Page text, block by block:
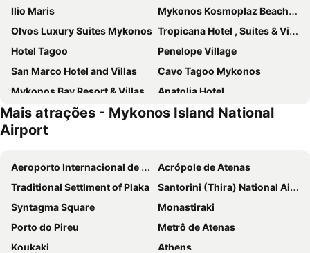
Ilio Maris
Mykonos Kosmoplaz Beach Resort Hotel
Olvos Luxury Suites Mykonos Tropicana Hotel , Suites & Villas Mykonos
Hotel Tagoo
Penelope Village
San Marco Hotel and Villas
Cavo Tagoo Mykonos
Mykonos Bay Resort & Villas
Anatolia Hotel
Matogianni Hotel
Archipelagos Hotel
Eternal Suites
Kouros Hotel & Suites
Cape Mykonos
Paradise Beach Resort
Yiannaki Hotel
Pietra e Mare - Mykonos Moments by Mr and Mrs White
Palladium Hotel
Greco Philia Hotel Boutique
Petasos Chic Hotel
Mais atrações - Mykonos Island National
Airport
Aeroporto Internacional de Atenas
Acrópole de Atenas
Traditional Settlment of Plaka
Santorini (Thira) National Airport
Syntagma Square
Monastiraki
Porto do Pireu
Metrô de Atenas
Koukaki
Athens